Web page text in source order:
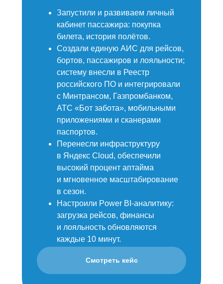
Смотреть кейс
Запустили и развиваем личный
кабинет пассажира: покупка
билета, история полётов.
Создали единую АИС для рейсов,
бортов, пассажиров и лояльности;
систему внесли в Реестр
российского ПО и интегрировали
с Минтрансом, Газпромбанком,
АТС «Бот забота», мобильными
приложениями и сканерами
паспортов.
Перенесли инфраструктуру
в Яндекс Cloud, обеспечили
высокий процент аптайма
и мгновенное масштабирование
в сезон.
Настроили Power BI-аналитику:
загрузка рейсов, финансы
и лояльность обновляются
каждые 10 минут.